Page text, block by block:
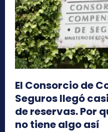
El Consorcio de
Seguros llegó
de reservas. Por
no tiene algo así